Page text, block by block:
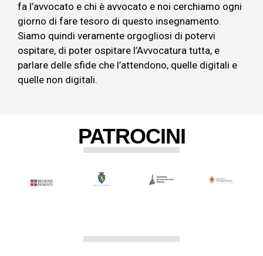
fa l’avvocato e chi è avvocato e noi cerchiamo ogni
giorno di fare tesoro di questo insegnamento.
Siamo quindi veramente orgogliosi di potervi
ospitare, di poter ospitare l’Avvocatura tutta, e
parlare delle sfide che l’attendono, quelle digitali e
quelle non digitali.
PATROCINI